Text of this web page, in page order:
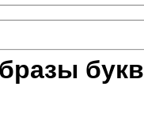
букв